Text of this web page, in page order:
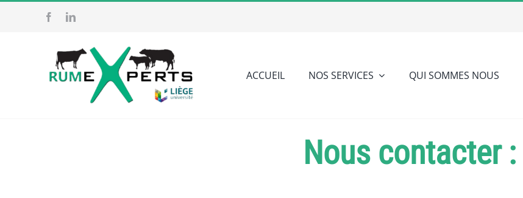
ACCUEIL NOS SERVICES QUI SOMMES NOUS
Nous contacter :